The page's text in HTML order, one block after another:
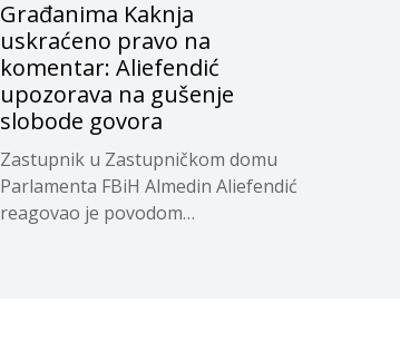
Građanima Kaknja
uskraćeno pravo na
komentar: Aliefendić
upozorava na gušenje
slobode govora
Zastupnik u Zastupničkom domu
Parlamenta FBiH Almedin Aliefendić
reagovao je povodom